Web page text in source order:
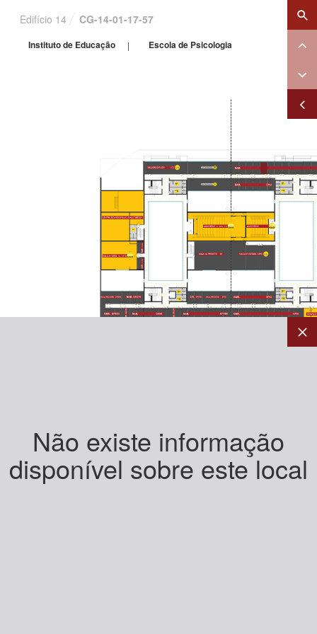
Edifício 14 CG-14-01-17-57
Instituto de Educação | Escola de Psicologia
IE | EPSi
IE | EPSi
×
Não existe informação
disponível sobre este local